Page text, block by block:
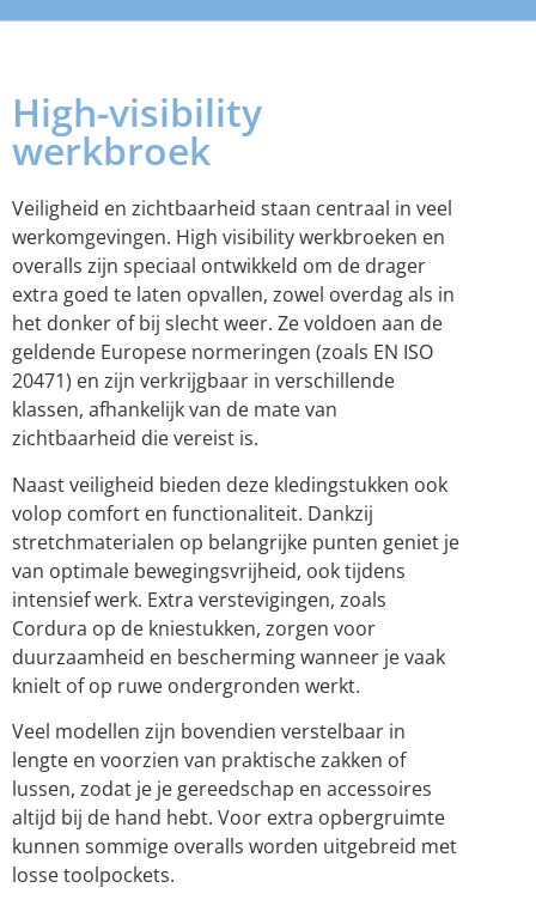
High-visibility
werkbroek
Veiligheid en zichtbaarheid staan centraal in veel
werkomgevingen. High visibility werkbroeken en
overalls zijn speciaal ontwikkeld om de drager
extra goed te laten opvallen, zowel overdag als in
het donker of bij slecht weer. Ze voldoen aan de
geldende Europese normeringen (zoals EN ISO
20471) en zijn verkrijgbaar in verschillende
klassen, afhankelijk van de mate van
zichtbaarheid die vereist is.
Naast veiligheid bieden deze kledingstukken ook
volop comfort en functionaliteit. Dankzij
stretchmaterialen op belangrijke punten geniet je
van optimale bewegingsvrijheid, ook tijdens
intensief werk. Extra verstevigingen, zoals
Cordura op de kniestukken, zorgen voor
duurzaamheid en bescherming wanneer je vaak
knielt of op ruwe ondergronden werkt.
Veel modellen zijn bovendien verstelbaar in
lengte en voorzien van praktische zakken of
lussen, zodat je je gereedschap en accessoires
altijd bij de hand hebt. Voor extra opbergruimte
kunnen sommige overalls worden uitgebreid met
losse toolpockets.